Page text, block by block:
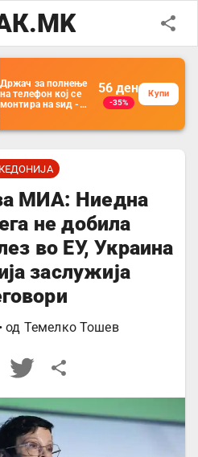
Држач за полнење
на телефон кој се
монтира на ѕид -
организатор за
далечински
управувач
56 ден
-35%
Купи
МИА: Ниедна
не добила
во ЕУ, Украина
заслужија
• од Темелко Тошев